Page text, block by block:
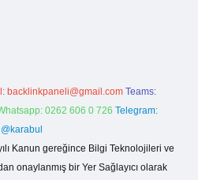
backlinkpaneli@gmail.com Teams:
0262 606 0 726 Telegram:
@karabul
Kanun gereğince Bilgi Teknolojileri ve
onaylanmış bir Yer Sağlayıcı olarak